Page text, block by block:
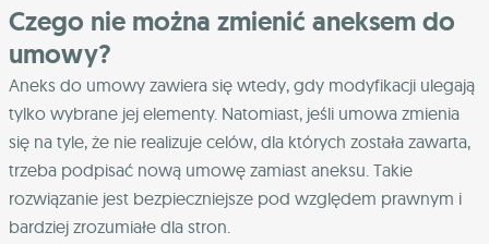
Czego nie można zmienić aneksem do
umowy?
Aneks do umowy zawiera się wtedy, gdy modyfikacji ulegają
tylko wybrane jej elementy. Natomiast, jeśli umowa zmienia
się na tyle, że nie realizuje celów, dla których została zawarta,
trzeba podpisać nową umowę zamiast aneksu. Takie
rozwiązanie jest bezpieczniejsze pod względem prawnym i
bardziej zrozumiałe dla stron.